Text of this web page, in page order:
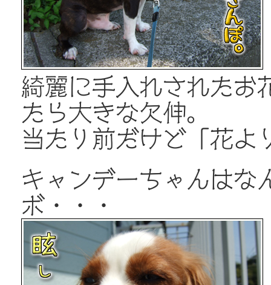
綺麗に手入れされたお
たら大きな欠伸。
当たり前だけど「花よ
キャンデーちゃんはな
ボ・・・